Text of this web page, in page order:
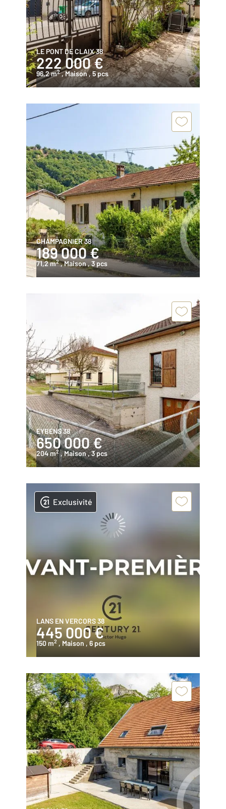
LE PONT DE CLAIX 38
222 000 €
96,2 m2 , Maison, 5 pcs
CHAMPAGNIER 38
189 000 €
71,2 m2 , Maison, 3 pcs
EYBENS 38
650 000 €
204 m2 , Maison, 3 pcs
Exclusivité
LANS EN VERCORS 38
445 000 €
150 m2 , Maison , 6 pcs